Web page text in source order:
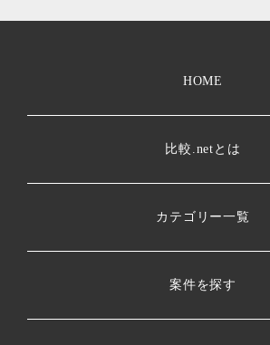
HOME
比較.netとは
カテゴリー一覧
案件を探す